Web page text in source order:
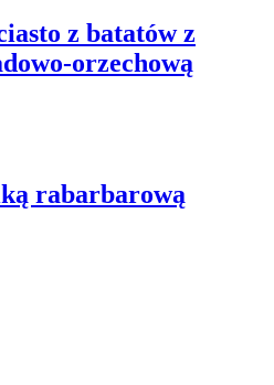
z batatów z
orzechową
rabarbarową